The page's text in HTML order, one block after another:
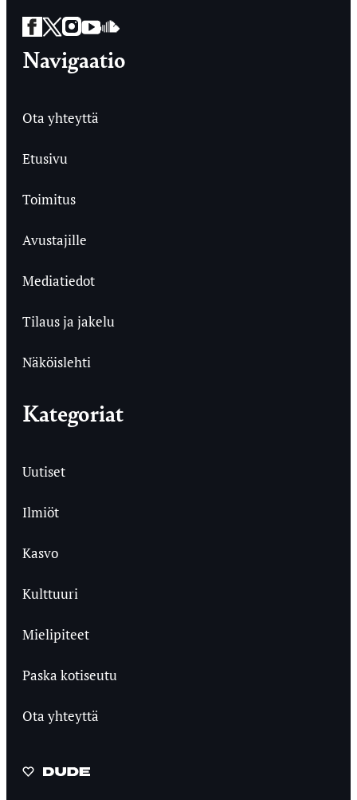
Facebook
Twitter
Instagram
YouTube
SoundCloud
Navigaatio
Ota yhteyttä
Etusivu
Toimitus
Avustajille
Mediatiedot
Tilaus ja jakelu
Näköislehti
Kategoriat
Uutiset
Ilmiöt
Kasvo
Kulttuuri
Mielipiteet
Paska kotiseutu
Ota yhteyttä